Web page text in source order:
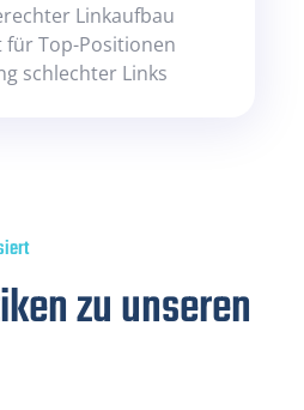
Linkaufbau
für Top-Positionen
schlechter Links
zu unseren